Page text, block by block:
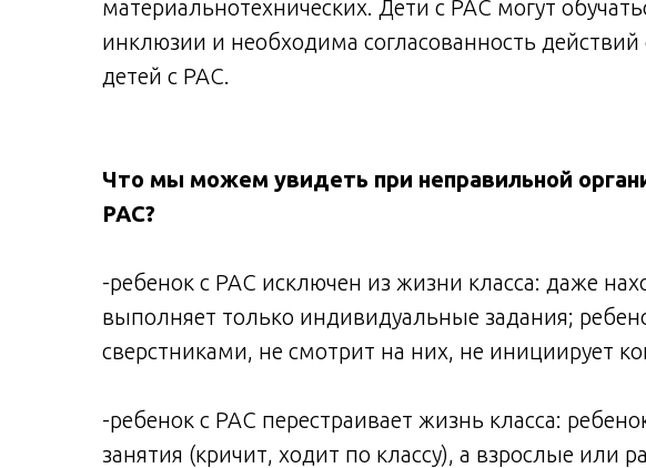
материальнотехнических. Дети с РАС могут
инклюзии и необходима согласованность
детей с РАС.
Что мы можем увидеть при неправильной
РАС?
-ребенок с РАС исключен из жизни класса: даже
выполняет только индивидуальные задания;
сверстниками, не смотрит на них, не инициирует
-ребенок с РАС перестраивает жизнь класса:
занятия (кричит, ходит по классу), а взрослые или